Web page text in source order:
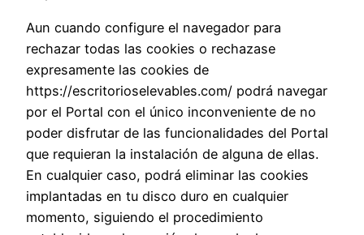
Aun cuando configure el navegador para
rechazar todas las cookies o rechazase
expresamente las cookies de
https://escritorioselevables.com/ podrá navegar
por el Portal con el único inconveniente de no
poder disfrutar de las funcionalidades del Portal
que requieran la instalación de alguna de ellas.
En cualquier caso, podrá eliminar las cookies
implantadas en tu disco duro en cualquier
momento, siguiendo el procedimiento